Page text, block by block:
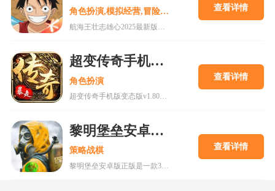
角色扮演,模拟经营,冒险解谜 查看详情
超变传奇手机版变态版v1.80下载
角色扮演
超变传奇手机版变态版v1.80下载是一款十分厉害的传奇游戏，vip66vip77vip888续写传奇传承经典上线即送VIP11，海量福利等你体验，现在下载体验，上线就能高人一等!
查看详情
黎明堡垒安卓版正版
策略战棋 查看详情